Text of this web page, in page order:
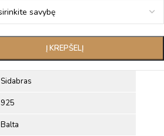
Į KREPŠELĮ
Sidabras
925
Balta